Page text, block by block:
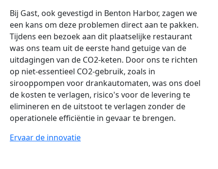
Bij Gast, ook gevestigd in Benton Harbor, zagen we
een kans om deze problemen direct aan te pakken.
Tijdens een bezoek aan dit plaatselijke restaurant
was ons team uit de eerste hand getuige van de
uitdagingen van de CO2-keten. Door ons te richten
op niet-essentieel CO2-gebruik, zoals in
sirooppompen voor drankautomaten, was ons doel
de kosten te verlagen, risico's voor de levering te
elimineren en de uitstoot te verlagen zonder de
operationele efficiëntie in gevaar te brengen.
Ervaar de innovatie